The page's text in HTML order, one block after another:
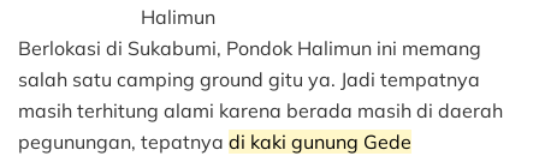
Halimun
Berlokasi di Sukabumi, Pondok Halimun ini memang
salah satu camping ground gitu ya. Jadi tempatnya
masih terhitung alami karena berada masih di daerah
pegunungan, tepatnya di kaki gunung Gede